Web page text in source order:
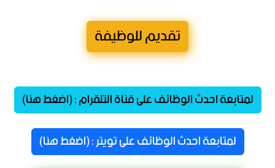
تقديم للوظيفة
لمتابعة احدث الوظائف على قناة التلقرام : (اضغط هنا)
لمتابعة احدث الوظائف على تويتر : (اضغط هنا)